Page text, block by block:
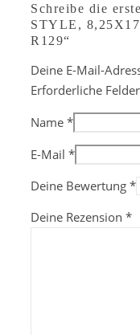
Schreibe die
STYLE,
R129“
Deine E-Mail-
Erforderliche
Name *
E-Mail *
Deine Bewertung *
Deine Rezension *